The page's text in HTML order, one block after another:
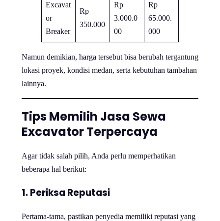
Excavat
or
Breaker
Rp
350.000
Rp
3.000.0
00
Rp
65.000.
000
Namun demikian, harga tersebut bisa berubah tergantung
lokasi proyek, kondisi medan, serta kebutuhan tambahan
lainnya.
Tips Memilih Jasa Sewa
Excavator Terpercaya
Agar tidak salah pilih, Anda perlu memperhatikan
beberapa hal berikut:
1. Periksa Reputasi
Pertama-tama, pastikan penyedia memiliki reputasi yang